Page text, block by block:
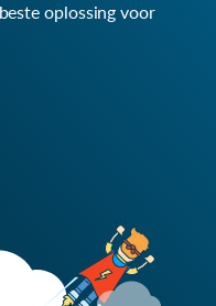
oplossing voor